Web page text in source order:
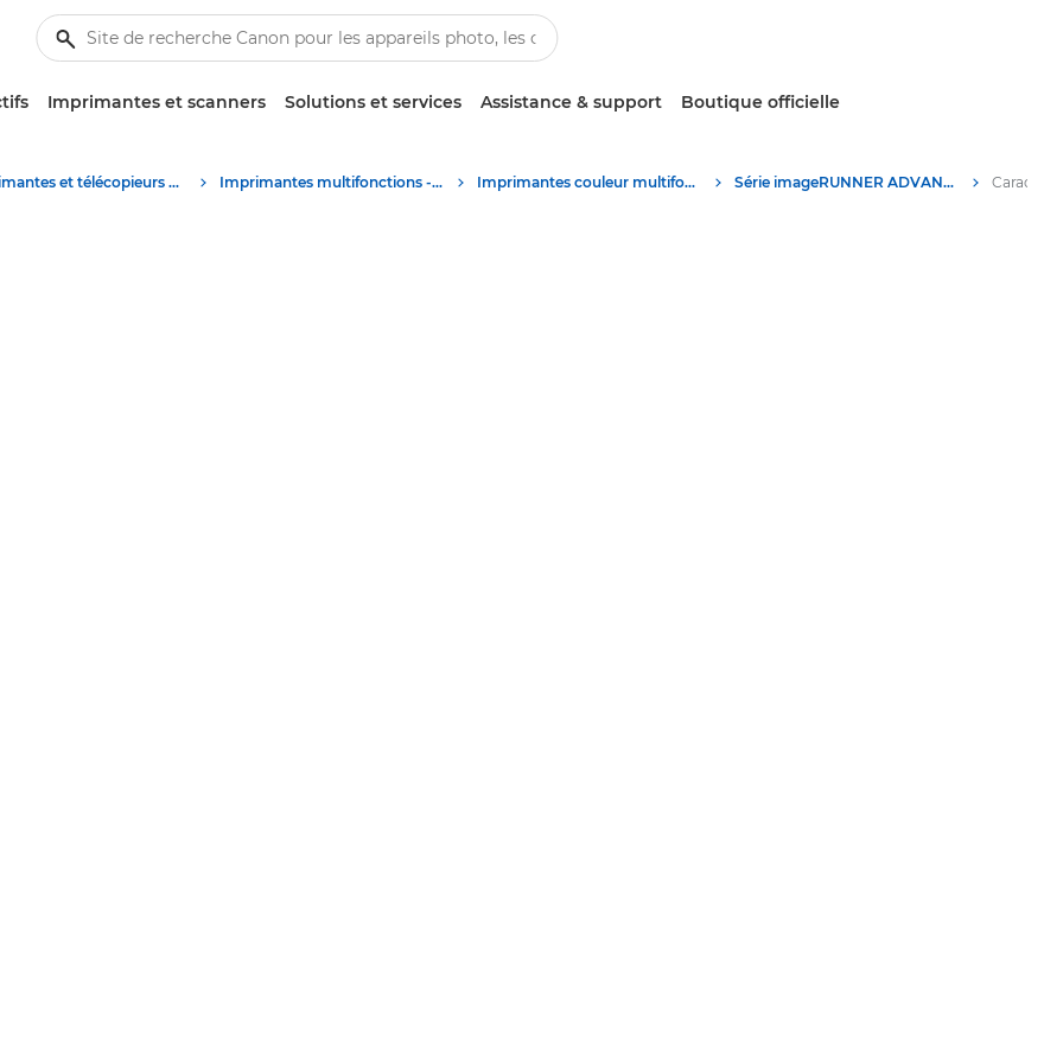
Imprimantes et scanners Solutions et services Assistance & support Boutique officielle
Imprimantes et télécopieurs professionnels Imprimantes multifonctions - Multifonctions Imprimantes couleur multifonction Série imageRUNNER ADVANCE DX C3800 de Canon